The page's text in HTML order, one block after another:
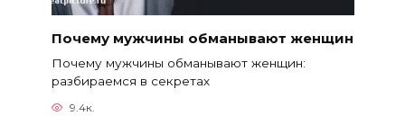
Почему мужчины обманывают женщин
Почему мужчины обманывают женщин:
разбираемся в секретах
9.4к.